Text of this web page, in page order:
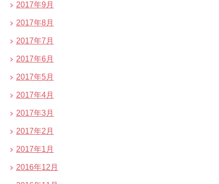
2017年9月
2017年8月
2017年7月
2017年6月
2017年5月
2017年4月
2017年3月
2017年2月
2017年1月
2016年12月